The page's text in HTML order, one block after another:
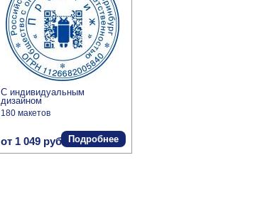
С индивидуальным
дизайном
180 макетов
от 1 049 руб. Подробнее